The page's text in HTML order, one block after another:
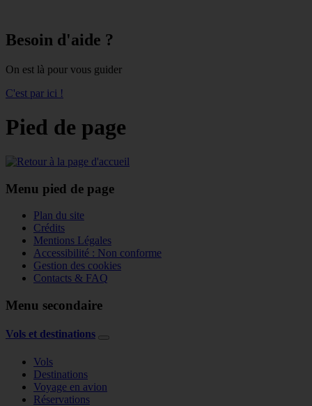
Besoin d'aide ?
On est là pour vous guider
C'est par ici !
Pied de page
Menu pied de page
Plan du site
Crédits
Mentions Légales
Accessibilité : Non conforme
Gestion des cookies
Contacts & FAQ
Menu secondaire
Vols et destinations
Vols
Destinations
Voyage en avion
Réservations